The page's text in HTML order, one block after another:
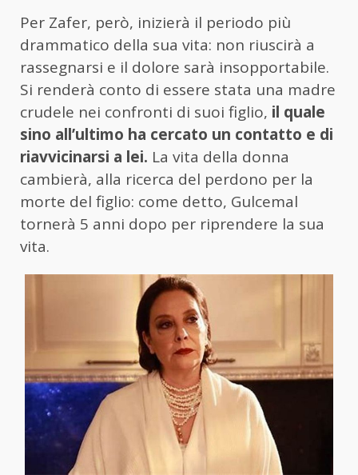
Per Zafer, però, inizierà il periodo più
drammatico della sua vita: non riuscirà a
rassegnarsi e il dolore sarà insopportabile.
Si renderà conto di essere stata una madre
crudele nei confronti di suoi figlio, il quale
sino all’ultimo ha cercato un contatto e di
riavvicinarsi a lei. La vita della donna
cambierà, alla ricerca del perdono per la
morte del figlio: come detto, Gulcemal
tornerà 5 anni dopo per riprendere la sua
vita.